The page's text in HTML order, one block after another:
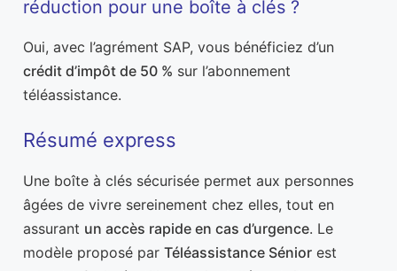
réduction pour une boîte à clés ?
Oui, avec l’agrément SAP, vous bénéficiez d’un
crédit d’impôt de 50 % sur l’abonnement
téléassistance.
Résumé express
Une boîte à clés sécurisée permet aux personnes
âgées de vivre sereinement chez elles, tout en
assurant un accès rapide en cas d’urgence. Le
modèle proposé par Téléassistance Sénior est